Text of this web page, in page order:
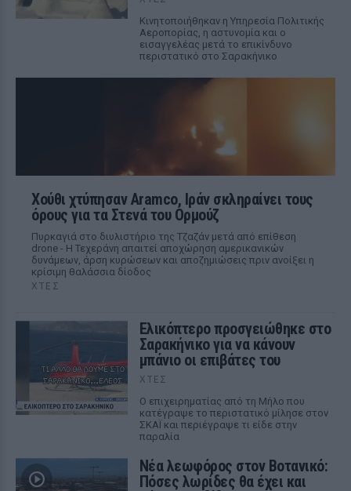
Κινητοποιήθηκαν η Υπηρεσία Πολιτικής
Αεροπορίας, η αστυνομία και ο
εισαγγελέας μετά το επικίνδυνο
περιστατικό στο Σαρακήνικο
Χούθι χτύπησαν Aramco, Ιράν σκληραίνει τους
όρους για τα Στενά του Ορμούζ
Πυρκαγιά στο διυλιστήριο της Τζαζάν μετά από επίθεση
drone - Η Τεχεράνη απαιτεί αποχώρηση αμερικανικών
δυνάμεων, άρση κυρώσεων και αποζημιώσεις πριν ανοίξει η
κρίσιμη θαλάσσια δίοδος
ΧΤΕΣ
Ελικόπτερο προσγειώθηκε στο
Σαρακήνικο για να κάνουν
μπάνιο οι επιβάτες του
ΧΤΕΣ
Ο επιχειρηματίας από τη Μήλο που
κατέγραψε το περιστατικό μίλησε στον
ΣΚΑΪ και περιέγραψε τι είδε στην
παραλία
Νέα λεωφόρος στον Βοτανικό:
Πόσες λωρίδες θα έχει και